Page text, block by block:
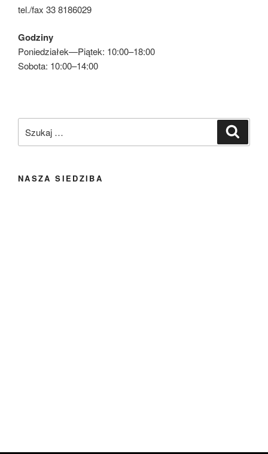
tel./fax 33 8186029
Godziny
Poniedziałek—Piątek: 10:00–18:00
Sobota: 10:00–14:00
NASZA SIEDZIBA